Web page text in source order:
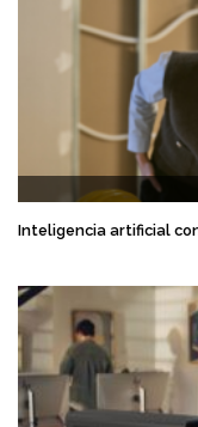
Inteligencia artificial